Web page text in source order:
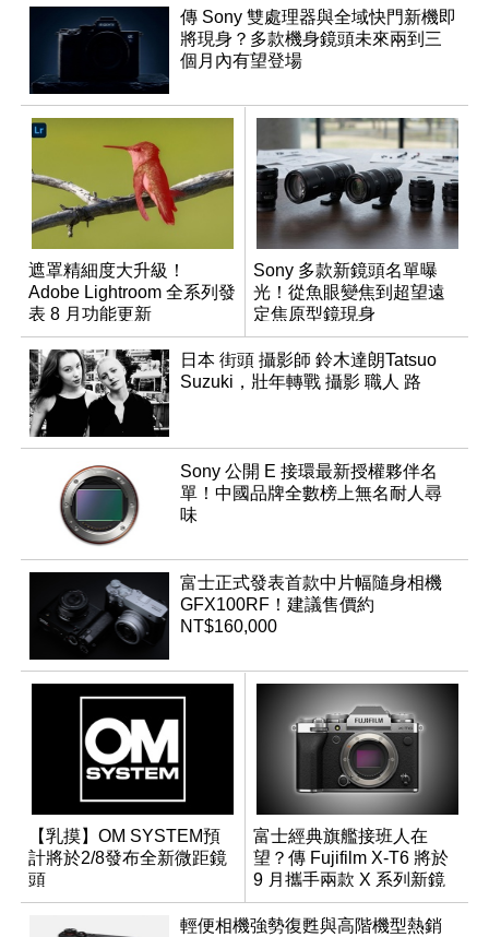
傳 Sony 雙處理器與全域快門新機即
將現身？多款機身鏡頭未來兩到三
個月內有望登場
遮罩精細度大升級！
Adobe Lightroom 全系列發
表 8 月功能更新
Sony 多款新鏡頭名單曝
光！從魚眼變焦到超望遠
定焦原型鏡現身
日本 街頭 攝影師 鈴木達朗Tatsuo
Suzuki，壯年轉戰 攝影 職人 路
Sony 公開 E 接環最新授權夥伴名
單！中國品牌全數榜上無名耐人尋
味
富士正式發表首款中片幅隨身相機
GFX100RF！建議售價約
NT$160,000
【乳摸】OM SYSTEM預
計將於2/8發布全新微距鏡
頭
富士經典旗艦接班人在
望？傳 Fujifilm X-T6 將於
9 月攜手兩款 X 系列新鏡
頭登場
輕便相機強勢復甦與高階機型熱銷